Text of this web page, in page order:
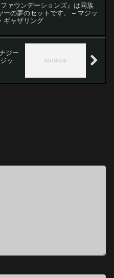
ァウンデーションズ』は同族
ーの夢のセットです。 – マジッ
ギャザリング
ジー
ッ